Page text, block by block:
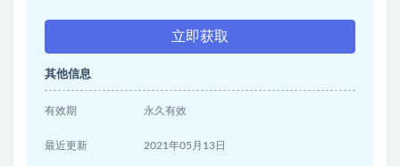
立即获取
其他信息
有效期 永久有效
最近更新 2021年05月13日